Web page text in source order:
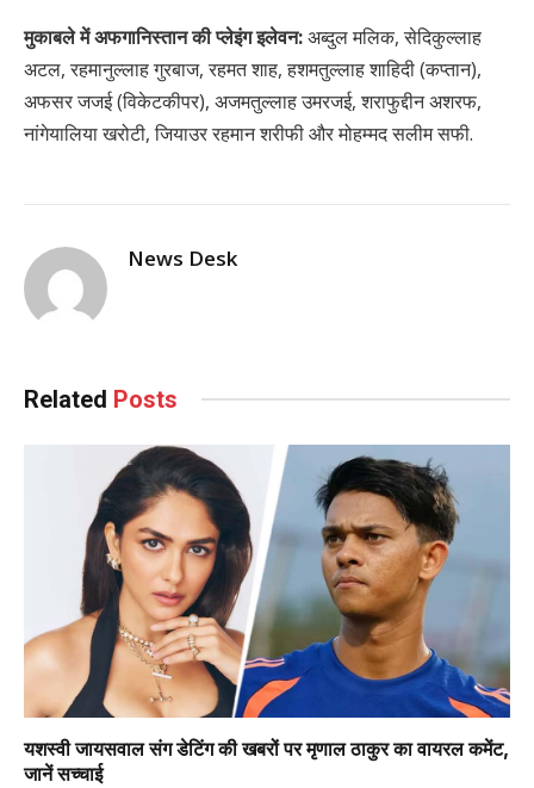
मुकाबले में अफगानिस्तान की प्लेइंग इलेवन:अब्दुल मलिक, सेदिकुल्लाह
अटल, रहमानुल्लाह गुरबाज, रहमत शाह, हशमतुल्लाह शाहिदी (कप्तान),
अफसर जजई (विकेटकीपर), अजमतुल्लाह उमरजई, शराफुद्दीन अशरफ,
नांगेयालिया खरोटी, जियाउर रहमान शरीफी और मोहम्मद सलीम सफी.
News Desk
Related Posts
यशस्वी जायसवाल संग डेटिंग की खबरों पर मृणाल ठाकुर का वायरल कमेंट,
जानें सच्चाई